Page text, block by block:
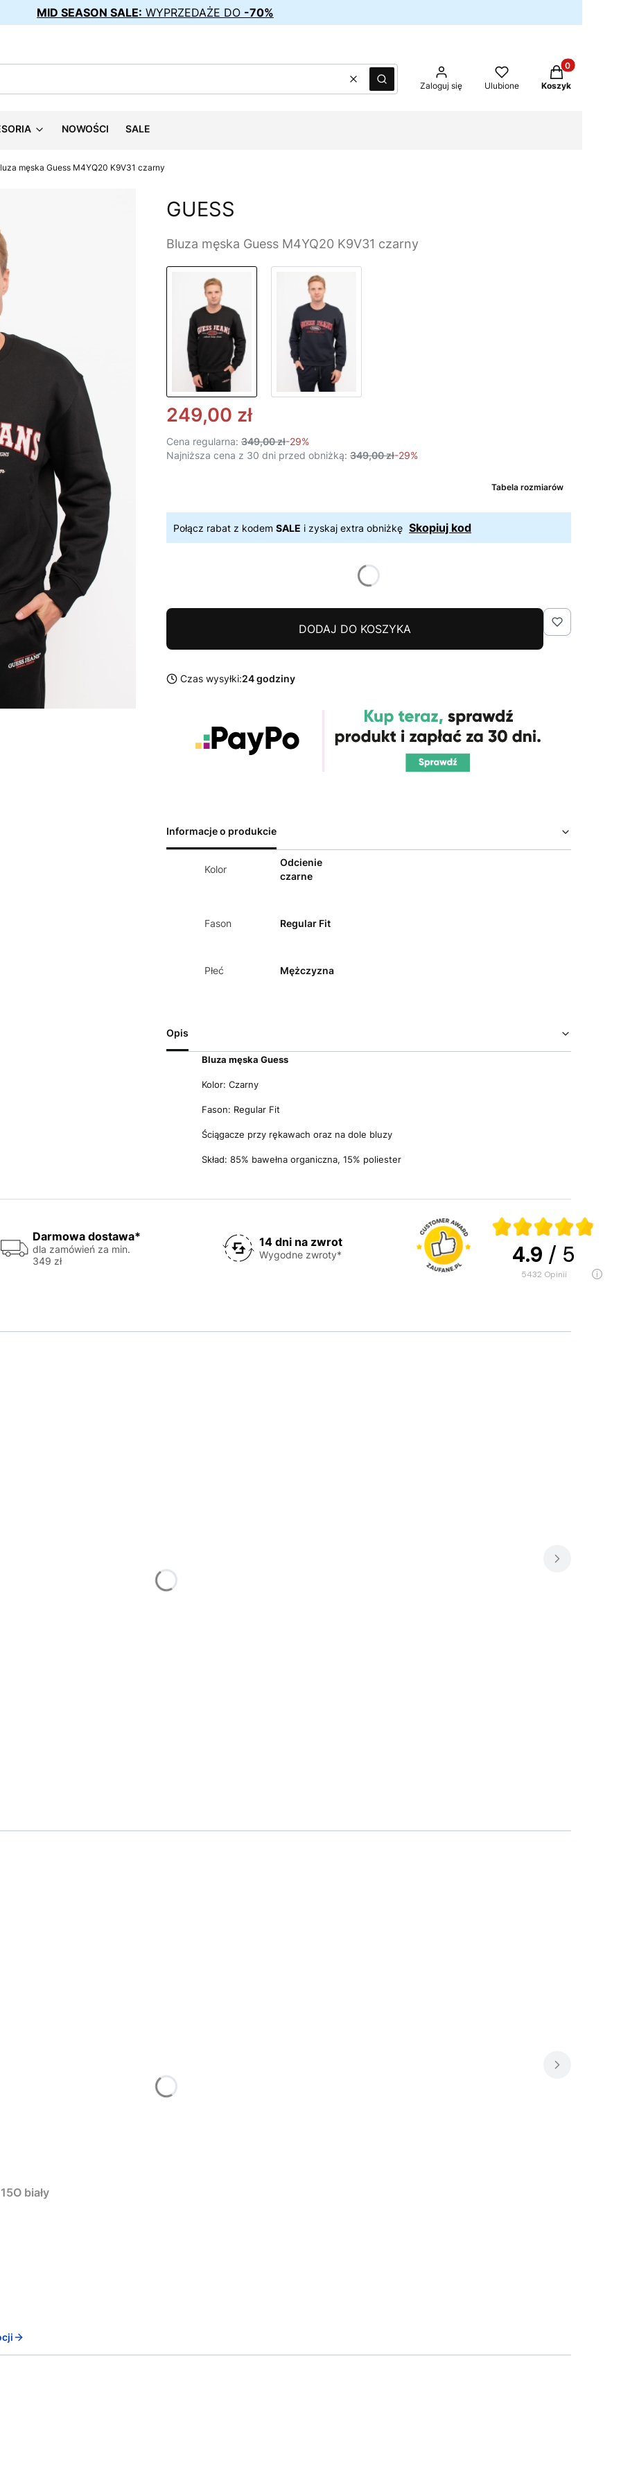
MID SEASON SALE: WYPRZEDAŻE DO -70%
WyczyśćSzukaj Zaloguj się Ulubione
Produkty w
Koszyk
NOWOŚCI SALE
męska Guess M4YQ20 K9V31 czarny
GUESS
Bluza męska Guess M4YQ20 K9V31 czarny
249,00 zł
Cena regularna: 349,00 zł-29%
Najniższa cena z 30 dni przed obniżką: 349,00 zł-29%
Tabela rozmiarów
Połącz rabat z kodem SALE i zyskaj extra obniżkę Skopiuj kod
DODAJ DO KOSZYKA
Czas wysyłki:24 godziny
Informacje o produkcie
Kolor
Odcienie
czarne
Fason Regular Fit
Płeć Mężczyzna
Opis
Bluza męska Guess
Kolor: Czarny
Fason: Regular Fit
Ściągacze przy rękawach oraz na dole bluzy
Skład: 85% bawełna organiczna, 15% poliester
Darmowa dostawa*
dla zamówień za min.
349 zł
14 dni na zwrot
Wygodne zwroty* 4.9 / 5
5432 opinii
biały